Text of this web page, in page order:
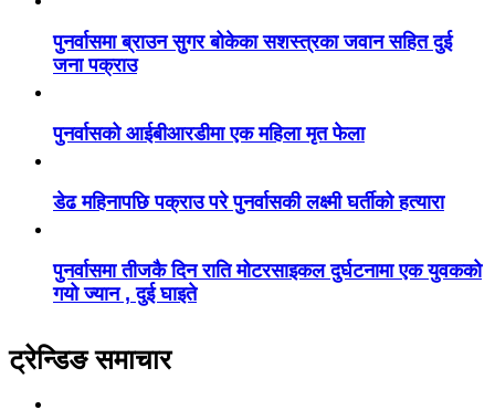
पुनर्वासमा ब्राउन सुगर बोकेका सशस्त्रका जवान सहित दुई
जना पक्राउ
पुनर्वासको आईबीआरडीमा एक महिला मृत फेला
डेढ महिनापछि पक्राउ परे पुनर्वासकी लक्ष्मी घर्तीको हत्यारा
पुनर्वासमा तीजकै दिन राति मोटरसाइकल दुर्घटनामा एक युवकको
गयो ज्यान , दुई घाइते
ट्रेन्डिङ समाचार